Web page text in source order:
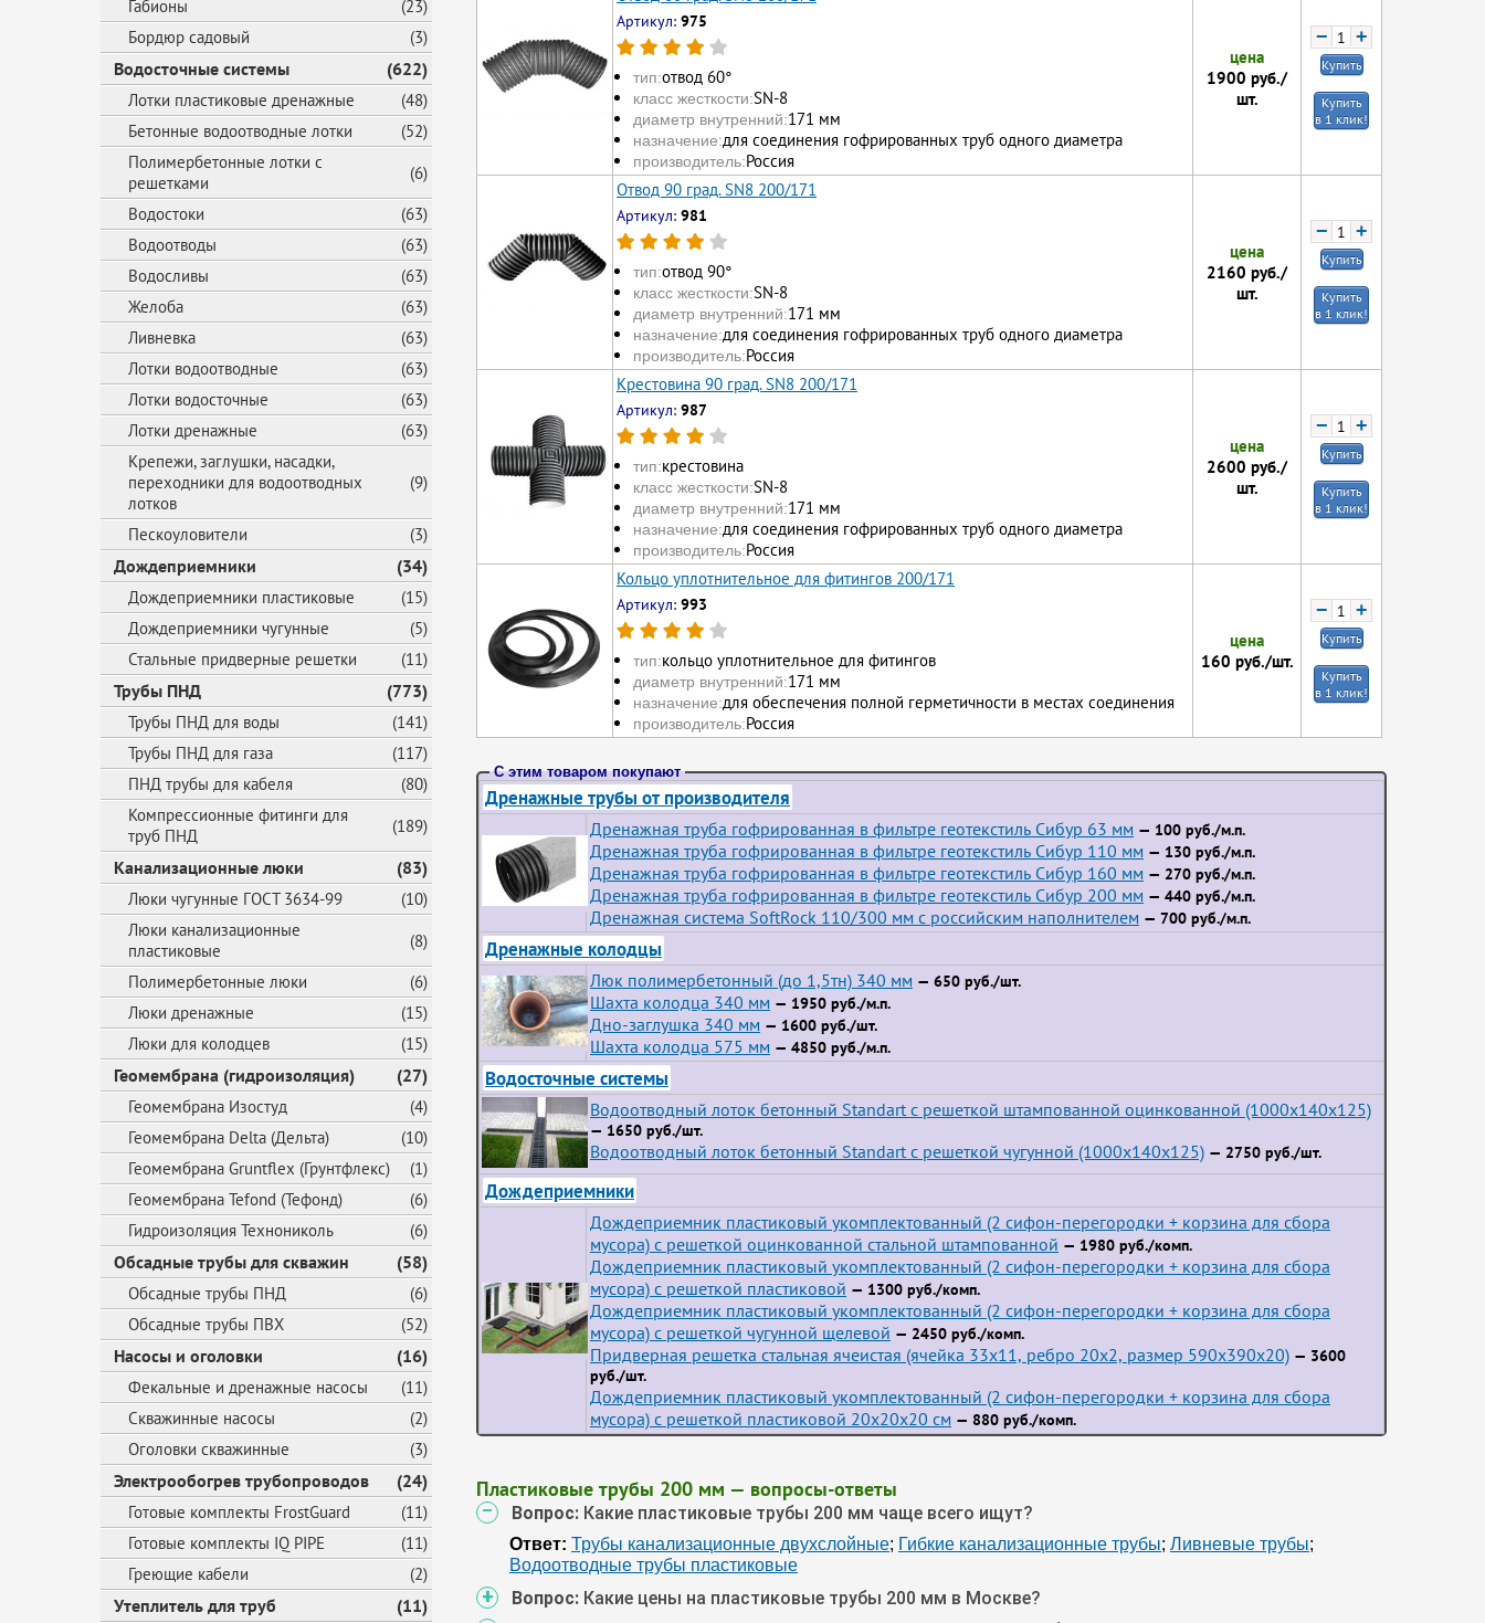
Габионы
(23)
Бордюр садовый
(3)
Водосточные системы (622)
Лотки пластиковые дренажные
(48)
Бетонные водоотводные лотки
(52)
Полимербетонные лотки с
решетками
(6)
Водостоки
(63)
Водоотводы
(63)
Водосливы
(63)
Желоба
(63)
Ливневка
(63)
Лотки водоотводные
(63)
Лотки водосточные
(63)
Лотки дренажные
(63)
Крепежи, заглушки, насадки,
переходники для водоотводных
лотков
(9)
Пескоуловители (3)
Дождеприемники (34)
Дождеприемники пластиковые
(15)
Дождеприемники чугунные
(5)
Стальные придверные решетки
(11)
Трубы ПНД (773)
Трубы ПНД для воды
(141)
Трубы ПНД для газа
(117)
ПНД трубы для кабеля
(80)
Компрессионные фитинги для
труб ПНД
(189)
Канализационные люки (83)
Люки чугунные ГОСТ 3634-99
(10)
Люки канализационные
пластиковые
(8)
Полимербетонные люки
(6)
Люки дренажные
(15)
Люки для колодцев
(15)
Геомембрана (гидроизоляция) (27)
Геомембрана Изостуд
(4)
Геомембрана Delta (Дельта)
(10)
Геомембрана Gruntflex (Грунтфлекс)
(1)
Геомембрана Tefond (Тефонд)
(6)
Гидроизоляция Технониколь
(6)
Обсадные трубы для скважин (58)
Обсадные трубы ПНД
(6)
Обсадные трубы ПВХ
(52)
Насосы и оголовки (16)
Фекальные и дренажные насосы
(11)
Скважинные насосы
(2)
Оголовки скважинные
(3)
Электрообогрев трубопроводов (24)
Готовые комплекты FrostGuard
(11)
Готовые комплекты IQ PIPE
(11)
Греющие кабели
(2)
Утеплитель для труб (11)
Артикул: 975
тип:отвод 60°
класс жесткости:SN-8
диаметр внутренний:171 мм
назначение:для соединения гофрированных труб одного диаметра
производитель:Россия
цена
1900 руб./
шт.
− +
Купить
Купить
в 1 клик!
Отвод 90 град. SN8 200/171
Артикул: 981
тип:отвод 90°
класс жесткости:SN-8
диаметр внутренний:171 мм
назначение:для соединения гофрированных труб одного диаметра
производитель:Россия
цена
2160 руб./
шт.
− +
Купить
Купить
в 1 клик!
Крестовина 90 град. SN8 200/171
Артикул: 987
тип:крестовина
класс жесткости:SN-8
диаметр внутренний:171 мм
назначение:для соединения гофрированных труб одного диаметра
производитель:Россия
цена
2600 руб./
шт.
− +
Купить
Купить
в 1 клик!
Кольцо уплотнительное для фитингов 200/171
Артикул: 993
тип:кольцо уплотнительное для фитингов
диаметр внутренний:171 мм
назначение:для обеспечения полной герметичности в местах соединения
производитель:Россия
цена
160 руб./шт.
− +
Купить
Купить
в 1 клик!
С этим товаром покупают
Дренажные трубы от производителя
Дренажная труба гофрированная в фильтре геотекстиль Сибур 63 мм — 100 руб./м.п.
Дренажная труба гофрированная в фильтре геотекстиль Сибур 110 мм — 130 руб./м.п.
Дренажная труба гофрированная в фильтре геотекстиль Сибур 160 мм — 270 руб./м.п.
Дренажная труба гофрированная в фильтре геотекстиль Сибур 200 мм — 440 руб./м.п.
Дренажная система SoftRock 110/300 мм с российским наполнителем — 700 руб./м.п.
Дренажные колодцы
Люк полимербетонный (до 1,5тн) 340 мм — 650 руб./шт.
Шахта колодца 340 мм — 1950 руб./м.п.
Дно-заглушка 340 мм — 1600 руб./шт.
Шахта колодца 575 мм — 4850 руб./м.п.
Водосточные системы
Водоотводный лоток бетонный Standart с решеткой штампованной оцинкованной (1000x140x125)
— 1650 руб./шт.
Водоотводный лоток бетонный Standart с решеткой чугунной (1000x140x125) — 2750 руб./шт.
Дождеприемники
Дождеприемник пластиковый укомплектованный (2 сифон-перегородки + корзина для сбора
мусора) с решеткой оцинкованной стальной штампованной — 1980 руб./комп.
Дождеприемник пластиковый укомплектованный (2 сифон-перегородки + корзина для сбора
мусора) с решеткой пластиковой — 1300 руб./комп.
Дождеприемник пластиковый укомплектованный (2 сифон-перегородки + корзина для сбора
мусора) с решеткой чугунной щелевой — 2450 руб./комп.
Придверная решетка стальная ячеистая (ячейка 33x11, ребро 20x2, размер 590x390x20) — 3600
руб./шт.
Дождеприемник пластиковый укомплектованный (2 сифон-перегородки + корзина для сбора
мусора) с решеткой пластиковой 20х20х20 см — 880 руб./комп.
Пластиковые трубы 200 мм — вопросы-ответы
Вопрос: Какие пластиковые трубы 200 мм чаще всего ищут?
Ответ: Трубы канализационные двухслойные; Гибкие канализационные трубы; Ливневые трубы;
Водоотводные трубы пластиковые
Вопрос: Какие цены на пластиковые трубы 200 мм в Москве?